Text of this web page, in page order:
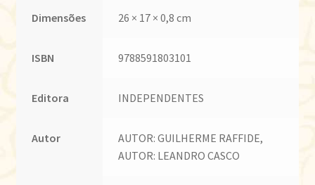
Dimensões 26 × 17 × 0,8 cm
ISBN 9788591803101
Editora INDEPENDENTES
Autor
AUTOR: GUILHERME RAFFIDE,
AUTOR: LEANDRO CASCO